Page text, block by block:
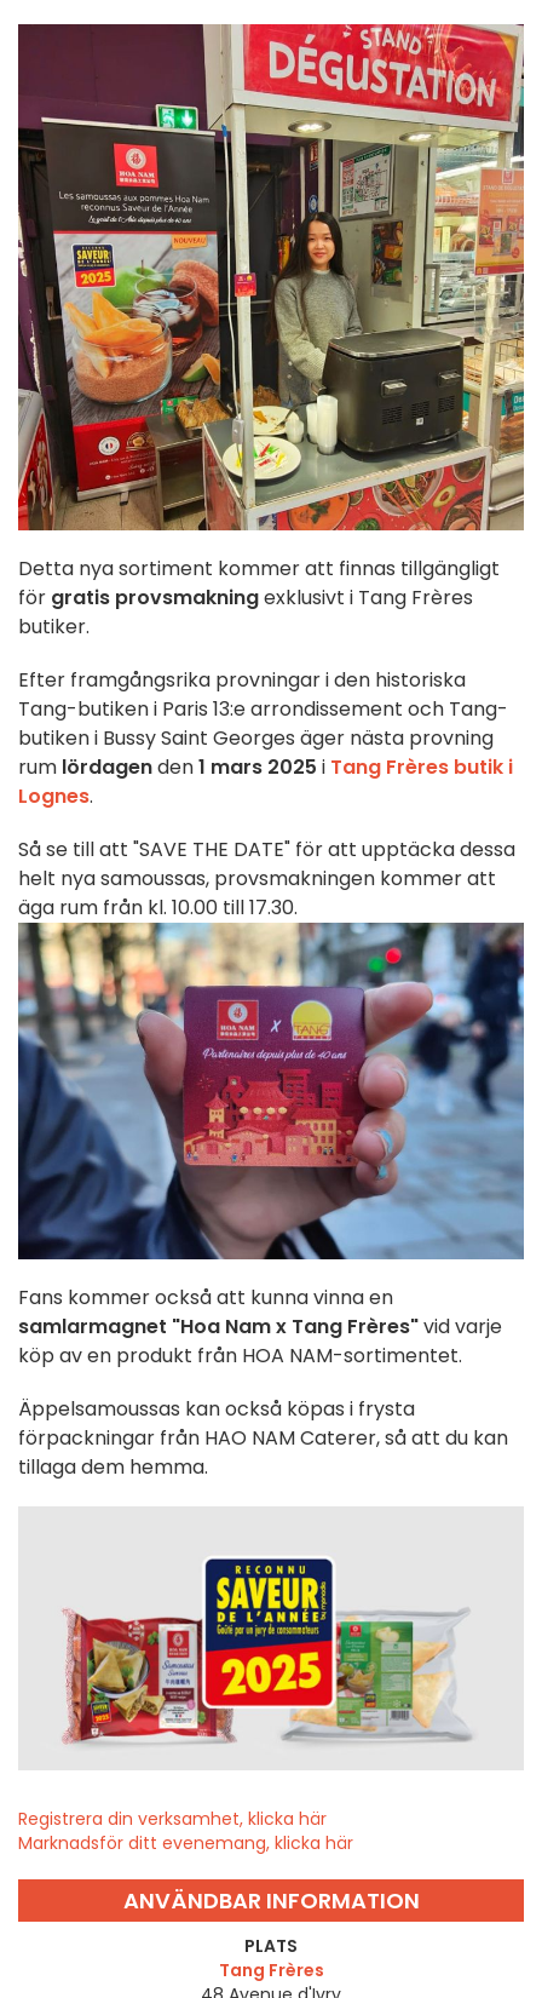
Detta nya sortiment kommer att finnas tillgängligt
för gratis provsmakningexklusivt i Tang Frères
butiker.
Efter framgångsrika provningar i den historiska
Tang-butiken i Paris 13:e arrondissement och Tang-
butiken i Bussy Saint Georges äger nästa provning
rum lördagenden1 mars 2025 i Tang Frères butik i
Lognes.
Så se till att "SAVE THE DATE" för att upptäcka dessa
helt nya samoussas, provsmakningen kommer att
äga rum från kl. 10.00 till 17.30.
Fans kommer också att kunna vinna en
samlarmagnet "Hoa Nam x Tang Frères"vid varje
köp av en produkt från HOA NAM-sortimentet.
Äppelsamoussas kan också köpas i frysta
förpackningar från HAO NAM Caterer, så att du kan
tillaga dem hemma.
Registrera din verksamhet, klicka här
Marknadsför ditt evenemang, klicka här
ANVÄNDBAR INFORMATION
PLATS
Tang Frères